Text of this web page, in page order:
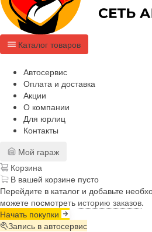
Каталог товаров
Автосервис
Оплата и доставка
Акции
О компании
Для юрлиц
Контакты
Мой гараж
Корзина
В вашей корзине пусто
Перейдите в каталог и добавьте
можете посмотреть историю заказов.
Начать покупки
Запись в автосервис